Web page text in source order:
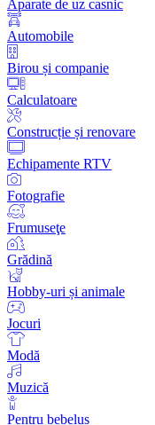
Aparate de uz casnic
Automobile
Birou și companie
Calculatoare
Construcție și renovare
Echipamente RTV
Fotografie
Frumuseţe
Grădină
Hobby-uri și animale
Jocuri
Modă
Muzică
Pentru bebeluș